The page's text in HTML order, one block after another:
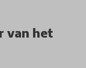
van het